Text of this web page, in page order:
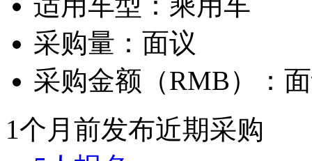
采购量： 面议
采购金额（RMB）：
1个月前发布近期采购